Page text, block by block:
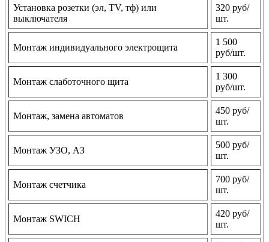
Установка розетки (эл, TV, тф) или
выключателя
320 руб/
шт.
Монтаж индивидуального электрощита
1 500
руб/шт.
Монтаж слаботочного щита
1 300
руб/шт.
Монтаж, замена автоматов
450 руб/
шт.
Монтаж УЗО, АЗ
500 руб/
шт.
Монтаж счетчика
700 руб/
шт.
Монтаж SWICH
420 руб/
шт.